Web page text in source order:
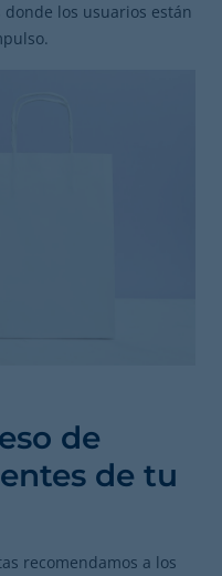
los usuarios están
de
de tu
recomendamos a los